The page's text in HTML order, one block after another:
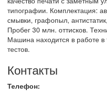
типографии. Комплектация:
смывки, графопыл,
Пробег 30 млн. оттисков.
Машина находится в работе
тестов.
Контакты
Телефон: